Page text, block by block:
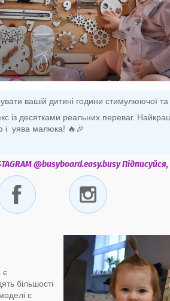
вашій дитині години стимулюючої
із десятками реальних переваг.
і уява малюка! 🔥🎉
@busyboard.easy.busy
є
більшості
є